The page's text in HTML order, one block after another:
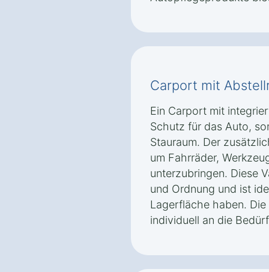
Carport mit
Ein Carport mit
Schutz für das Auto,
Stauraum. Der
um Fahrräder,
unterzubringen. Diese
und Ordnung und ist
Lagerfläche haben.
individuell an die